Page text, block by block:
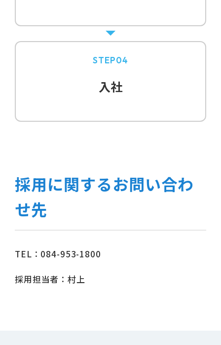
STEP04
入社
採用に関するお問い合わ
せ先
TEL：084-953-1800
採用担当者：村上